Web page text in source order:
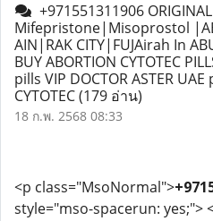
+971551311906
Mifepristone|Misoprostol
AIN|RAK CITY|FUJAirah In
BUY ABORTION CYTOTEC
pills VIP DOCTOR ASTER
CYTOTEC(179 อ่าน)
18 ก.พ. 2568 08:33
<p class="MsoNormal">
style="mso-spacerun: yes;">